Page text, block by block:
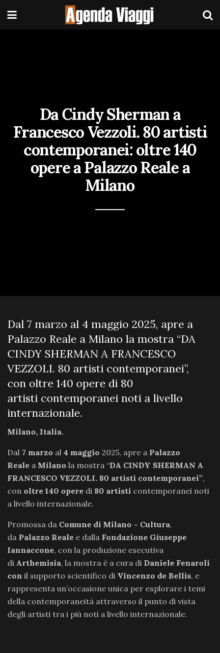
Da Cindy Sherman a
Francesco Vezzoli. 80 artisti
contemporanei: oltre 140
opere a Palazzo Reale a
Milano
Dal 7 marzo al 4 maggio 2025, apre a
Palazzo Reale a Milano la mostra “DA
CINDY SHERMAN A FRANCESCO
VEZZOLI. 80 artisti contemporanei”,
con oltre 140 opere di 80
artisti contemporanei noti a livello
internazionale.
Milano, Italia.
Dal 7 marzo al 4 maggio 2025, apre a Palazzo
Reale a Milano la mostra “DA CINDY SHERMAN A
FRANCESCO VEZZOLI. 80 artisti contemporanei”,
con oltre 140 opere di 80 artisti contemporanei noti
a livello internazionale.
Promossa da Comune di Milano – Cultura,
da Palazzo Reale e dalla Fondazione Giuseppe
Iannaccone, con la produzione esecutiva
di Arthemisia, la mostra è a cura di Daniele Fenaroli
con il supporto scientifico di Vincenzo de Bellis, e
rappresenta un’occasione unica per esplorare i temi
della contemporaneità attraverso il punto di vista
degli artisti tra i più noti a livello internazionale.